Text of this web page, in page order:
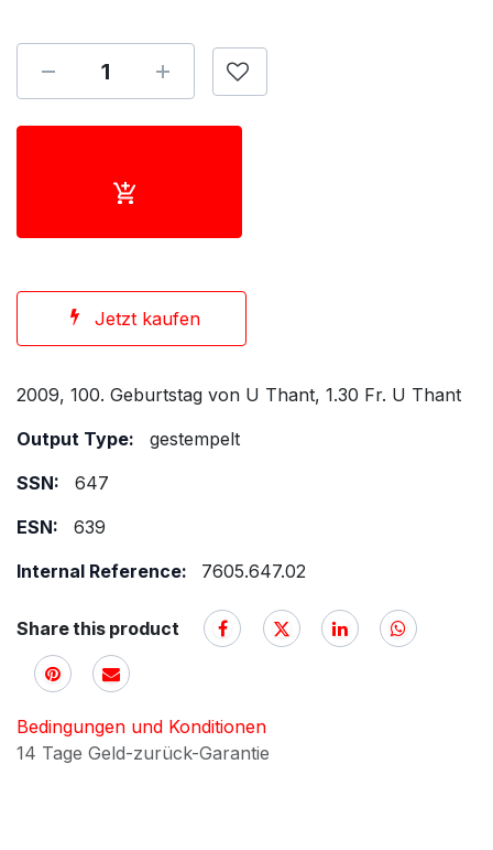
Jetzt kaufen
2009, 100. Geburtstag von U Thant, 1.30 Fr. U Thant
Output Type:
gestempelt
SSN:
647
ESN:
639
Internal Reference:
7605.647.02
Share this product
Bedingungen und Konditionen
14 Tage Geld-zurück-Garantie